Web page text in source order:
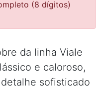
(8 dígitos)
da linha Viale
e caloroso,
sofisticado